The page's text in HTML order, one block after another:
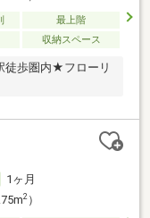
最上階
収納スペース
歩圏内★フローリ
1ヶ月
2）